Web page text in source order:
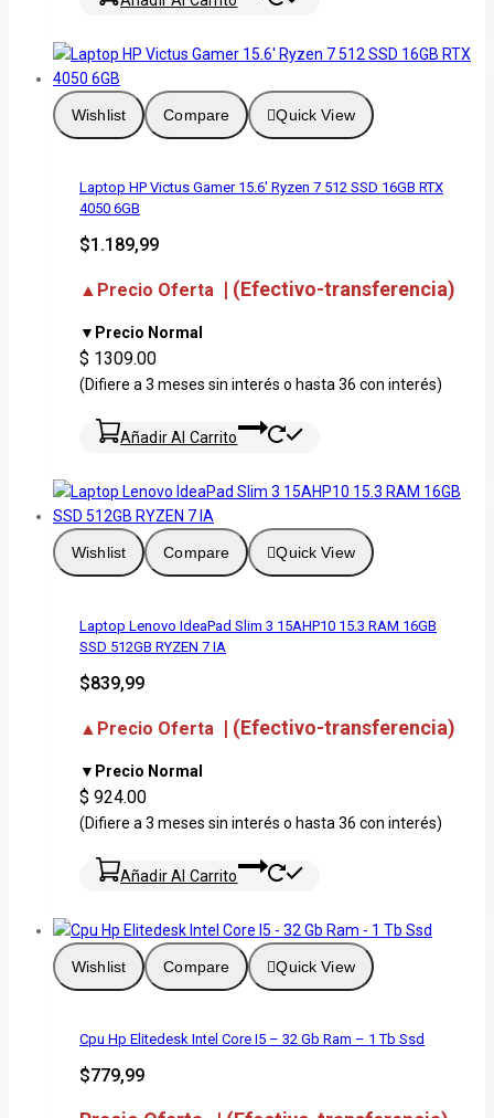
Wishlist Compare Quick View
Laptop HP Victus Gamer 15.6′ Ryzen 7 512 SSD 16GB RTX
4050 6GB
$1.189,99
▲Precio Oferta | (Efectivo-transferencia)
▼Precio Normal
$ 1309.00
(Difiere a 3 meses sin interés o hasta 36 con interés)
Añadir Al Carrito
Wishlist Compare Quick View
Laptop Lenovo IdeaPad Slim 3 15AHP10 15.3 RAM 16GB
SSD 512GB RYZEN 7 IA
$839,99
▲Precio Oferta | (Efectivo-transferencia)
▼Precio Normal
$ 924.00
(Difiere a 3 meses sin interés o hasta 36 con interés)
Añadir Al Carrito
Wishlist Compare Quick View
Cpu Hp Elitedesk Intel Core I5 – 32 Gb Ram – 1 Tb Ssd
$779,99